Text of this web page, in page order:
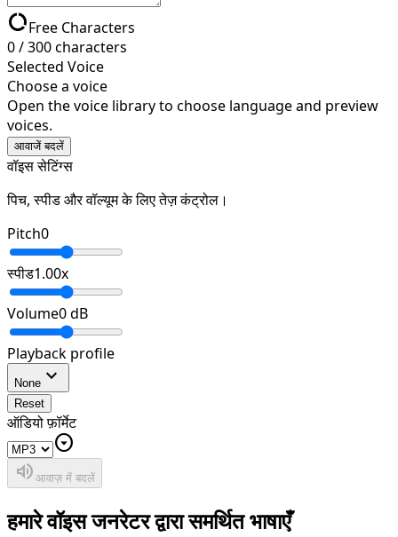
data_usageFree Characters
0/300characters
Selected Voice
Choose a voice
Open the voice library to choose language and preview
voices.
आवाजें बदलें
वॉइस सेटिंग्स
पिच, स्पीड और वॉल्यूम के लिए तेज़ कंट्रोल।
Pitch0
स्पीड1.00x
Volume0dB
Playback profile
None expand_more
Reset
ऑडियो फ़ॉर्मेट
arrow_drop_down_circle
volume_up आवाज़ में बदलें
हमारे वॉइस जनरेटर द्वारा समर्थित भाषाएँ